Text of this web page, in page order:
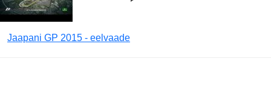
Jaapani GP 2015 - eelvaade